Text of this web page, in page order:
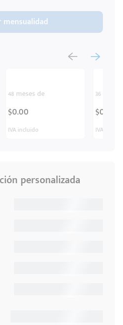
mensualidad
48 meses de
$0.00
IVA incluido
36
$0.00
IVA
personalizada